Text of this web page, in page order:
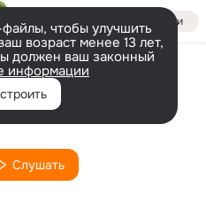
Войти
чтобы улучшить
возраст менее 13 лет,
должен ваш законный
информации
Слушать